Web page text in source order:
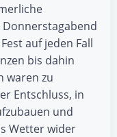
auf jeden Fall
bis dahin
waren zu
Entschluss, in
und
Wetter wider